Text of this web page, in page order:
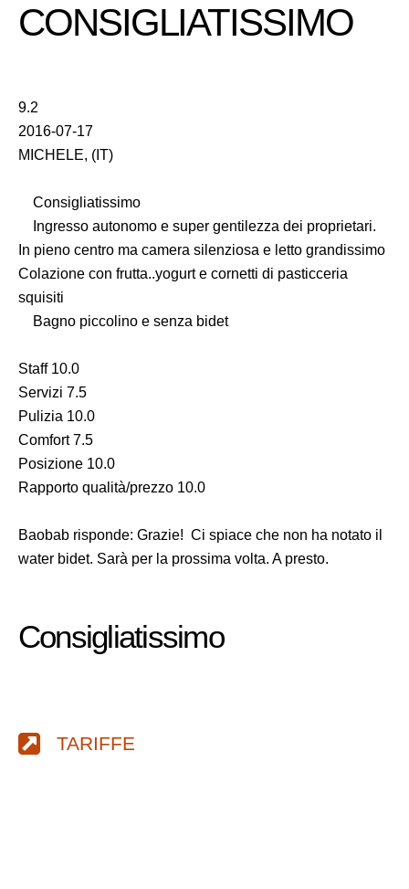
CONSIGLIATISSIMO
9.2
2016-07-17
MICHELE, (IT)
Consigliatissimo
Ingresso autonomo e super gentilezza dei proprietari.
In pieno centro ma camera silenziosa e letto grandissimo
Colazione con frutta..yogurt e cornetti di pasticceria
squisiti
Bagno piccolino e senza bidet
Staff 10.0
Servizi 7.5
Pulizia 10.0
Comfort 7.5
Posizione 10.0
Rapporto qualità/prezzo 10.0
Baobab risponde: Grazie! Ci spiace che non ha notato il
water bidet. Sarà per la prossima volta. A presto.
Consigliatissimo
TARIFFE